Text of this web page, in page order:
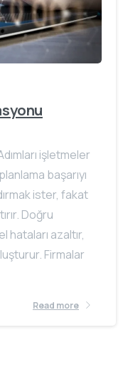
işletmeler
başarıyı
ister, fakat
Doğru
azaltır,
Firmalar
Read more